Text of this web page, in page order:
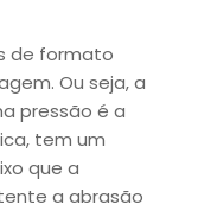
de formato
Ou seja, a
pressão é a
tem um
que a
a abrasão